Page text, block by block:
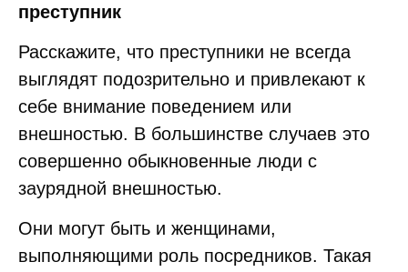
преступник
Расскажите, что преступники не всегда
выглядят подозрительно и привлекают к
себе внимание поведением или
внешностью. В большинстве случаев это
совершенно обыкновенные люди с
заурядной внешностью.
Они могут быть и женщинами,
выполняющими роль посредников. Такая